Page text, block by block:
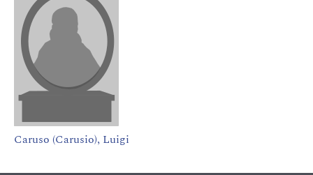
Caruso (Carusio), Luigi